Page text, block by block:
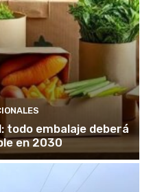
todo embalaje deberá
en 2030